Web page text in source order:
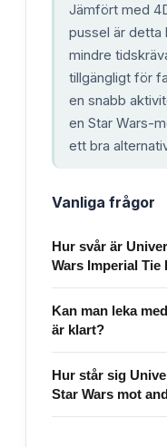
Jämfört med
pussel är detta
mindre
tillgängligt för
en snabb
en Star Wars-
ett bra
Vanliga frågor
Hur svår är
Wars Imperial
Kan man leka
är klart?
Hur står sig
Star Wars mot